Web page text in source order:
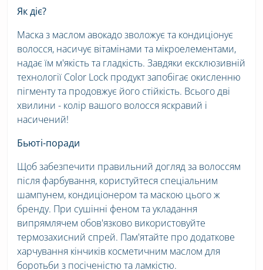
Як діє?
Маска з маслом авокадо зволожує та кондиціонує
волосся, насичує вітамінами та мікроелементами,
надає їм м'якість та гладкість. Завдяки ексклюзивній
технології Color Lock продукт запобігає окисленню
пігменту та продовжує його стійкість. Всього дві
хвилини - колір вашого волосся яскравий і
насичений!
Бьюті-поради
Щоб забезпечити правильний догляд за волоссям
після фарбування, користуйтеся спеціальним
шампунем, кондиціонером та маскою цього ж
бренду. При сушінні феном та укладання
випрямлячем обов'язково використовуйте
термозахисний спрей. Пам'ятайте про додаткове
харчування кінчиків косметичним маслом для
боротьби з посіченістю та ламкістю.